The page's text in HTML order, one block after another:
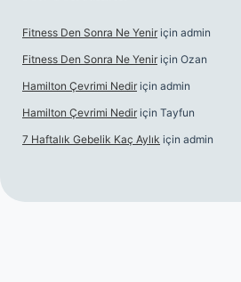
Fitness Den Sonra Ne Yenir için admin
Fitness Den Sonra Ne Yenir için Ozan
Hamilton Çevrimi Nedir için admin
Hamilton Çevrimi Nedir için Tayfun
7 Haftalık Gebelik Kaç Aylık için admin